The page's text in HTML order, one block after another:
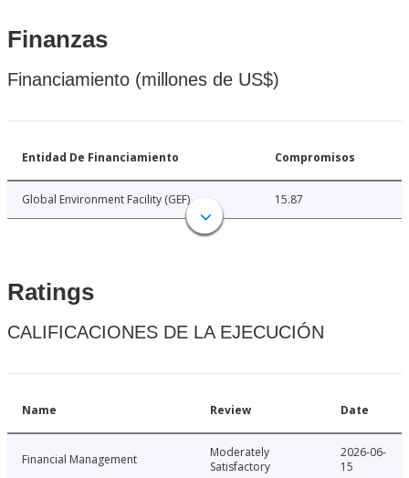
Finanzas
Financiamiento (millones de US$)
Entidad De Financiamiento Compromisos
Global Environment Facility (GEF) 15.87
Ratings
CALIFICACIONES DE LA EJECUCIÓN
Name Review Date
Financial Management
Moderately
Satisfactory
2026-06-
15